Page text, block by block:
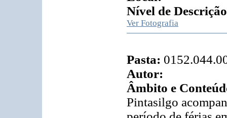
Nível de
Ver Fotografia
Pasta:
Autor:
Âmbito e
Pintasilgo